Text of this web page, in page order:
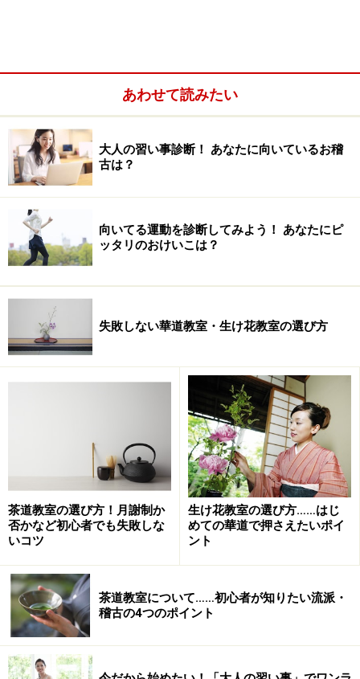
ありますよね？
教室選びについてのアドバイスを茶道経験者にきくと、
ほぼ100パーセントの確率で返ってくる返事は「先生と
の相性が大切」というもの。たしかに、習い事の多くは
「こんなふうになれたらいいな」と先生に憧れて尊敬す
ることで上達していきます。ただ問題なのは、「相性の
いい先生とは、どうやって巡り会えばいいの？」という
点。近くに経験者がいなければ詳しい情報をキャッチす
ることもままなりません。
では、どうしたらたくさんある茶道教室のなかから自分
に合ったところを選ぶことができるのでしょうか？
失敗しない茶道教室選びのコツ――それは、異なるタイプ
の教室を最低2ヵ所、見学に行ってみることです。タイ
あわせて読みたい
大人の習い事診断！ あなたに向いているお稽
古は？
向いてる運動を診断してみよう！ あなたにピ
ッタリのおけいこは？
失敗しない華道教室・生け花教室の選び方
茶道教室の選び方！月謝制か
否かなど初心者でも失敗しな
いコツ
生け花教室の選び方……はじ
めての華道で押さえたいポイ
ント
茶道教室について……初心者が知りたい流派・
稽古の4つのポイント